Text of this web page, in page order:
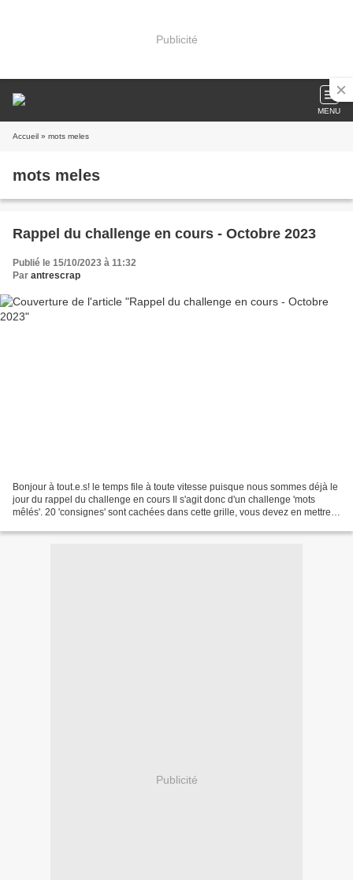
Publicité
MENU
Accueil » mots meles
mots meles
Rappel du challenge en cours - Octobre 2023
Publié le 15/10/2023 à 11:32
Par antrescrap
Bonjour à tout.e.s! le temps file à toute vitesse puisque nous sommes déjà le
jour du rappel du challenge en cours Il s'agit donc d'un challenge 'mots
mêlés'. 20 'consignes' sont cachées dans cette grille, vous devez en mettre
Publicité